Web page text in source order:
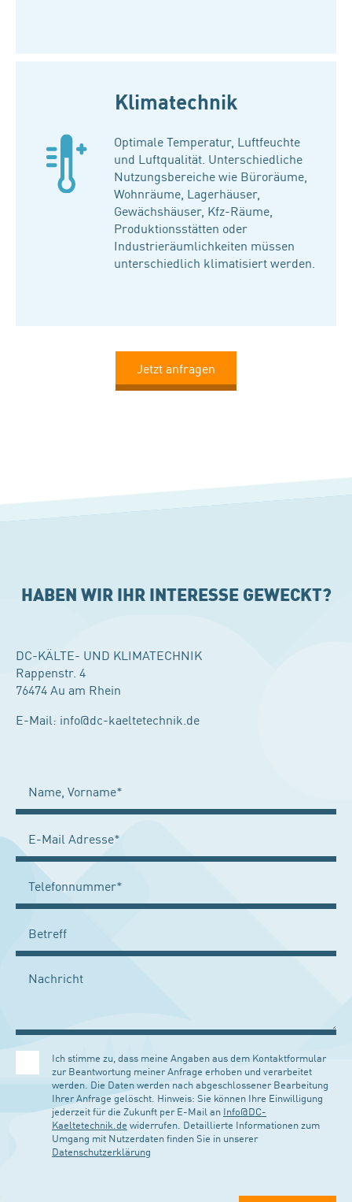
Klimatechnik
Optimale Temperatur, Luftfeuchte
und Luftqualität. Unterschiedliche
Nutzungsbereiche wie Büroräume,
Wohnräume, Lagerhäuser,
Gewächshäuser, Kfz-Räume,
Produktionsstätten oder
Industrieräumlichkeiten müssen
unterschiedlich klimatisiert werden.
Jetzt anfragen
HABEN WIR IHR INTERESSE GEWECKT?
DC-KÄLTE- UND KLIMATECHNIK
Rappenstr. 4
76474 Au am Rhein
E-Mail: info@dc-kaeltetechnik.de
Ich stimme zu, dass meine Angaben aus dem Kontaktformular
zur Beantwortung meiner Anfrage erhoben und verarbeitet
werden. Die Daten werden nach abgeschlossener Bearbeitung
Ihrer Anfrage gelöscht. Hinweis: Sie können Ihre Einwilligung
jederzeit für die Zukunft per E-Mail an Info@DC-
Kaeltetechnik.de widerrufen. Detaillierte Informationen zum
Umgang mit Nutzerdaten finden Sie in unserer
Datenschutzerklärung